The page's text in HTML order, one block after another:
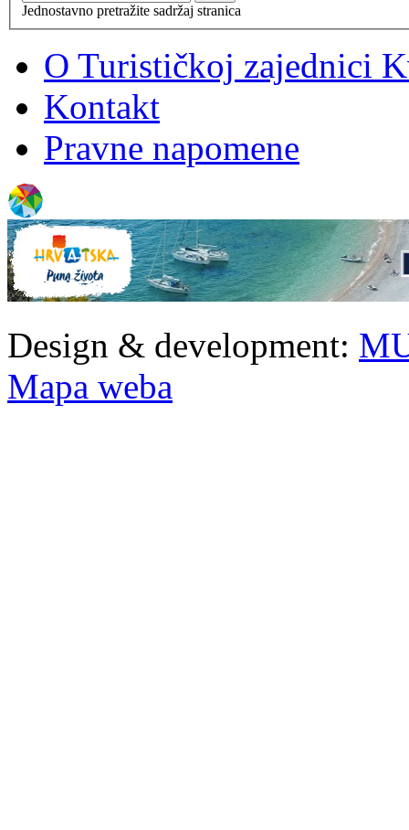
Jednostavno pretražite sadržaj stranica
O Turističkoj zajednici
Kontakt
Pravne napomene
Design & development:
Mapa weba